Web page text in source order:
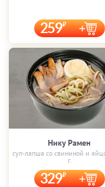
259
Нику Рамен
суп-лапша со свининой и
г.
329